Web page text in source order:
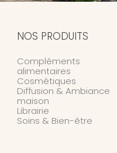
NOS PRODUITS
Compléments
alimentaires
Cosmétiques
Diffusion & Ambiance
maison
Librairie
Soins & Bien-être